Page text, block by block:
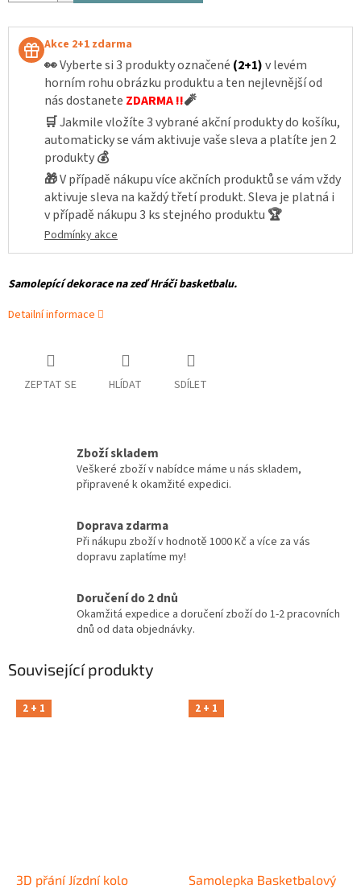
Akce 2+1 zdarma
👀Vyberte si 3 produkty označené (2+1)v levém
horním rohu obrázku produktu a ten nejlevnější od
nás dostanete ZDARMA !!🧨
🛒Jakmile vložíte 3 vybrané akční produkty do košíku,
automaticky se vám aktivuje vaše sleva a platíte jen 2
produkty💰
🎁V případě nákupu více akčních produktů se vám vždy
aktivuje sleva na každý třetí produkt. Sleva je platná i
v případě nákupu 3 ks stejného produktu 🏆
Podmínky akce
Samolepící dekorace na zeď Hráči basketbalu.
Detailní informace
ZEPTAT SE HLÍDAT SDÍLET
Zboží skladem
Veškeré zboží v nabídce máme u nás skladem,
připravené k okamžité expedici.
Doprava zdarma
Při nákupu zboží v hodnotě 1000 Kč a více za vás
dopravu zaplatíme my!
Doručení do 2 dnů
Okamžitá expedice a doručení zboží do 1-2 pracovních
dnů od data objednávky.
Související produkty
2 + 1
3D přání Jízdní kolo
2 + 1
Samolepka Basketbalový